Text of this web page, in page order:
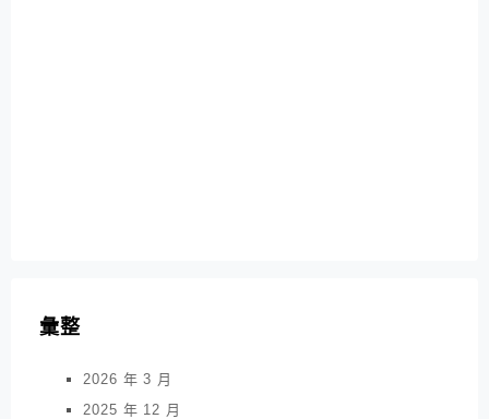
彙整
2026 年 3 月
2025 年 12 月